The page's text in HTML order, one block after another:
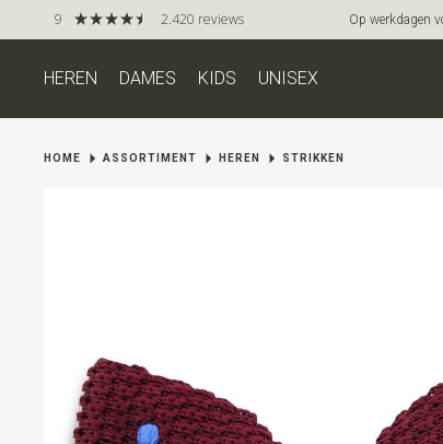
9 2.420 reviews Op werkdagen
HEREN DAMES KIDS UNISEX
HOME ASSORTIMENT HEREN STRIKKEN